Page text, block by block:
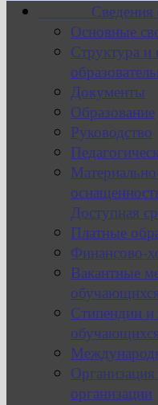
Сведения
Основные
Структура и
Документы
Образование
Руководство
Доступная
Платные
Финансово-
Вакантные
Стипендии
организации